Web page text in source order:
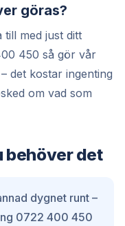
göras?
med just ditt
450 så gör vår
det kostar ingenting
om vad som
behöver det
dygnet runt –
0722 400 450